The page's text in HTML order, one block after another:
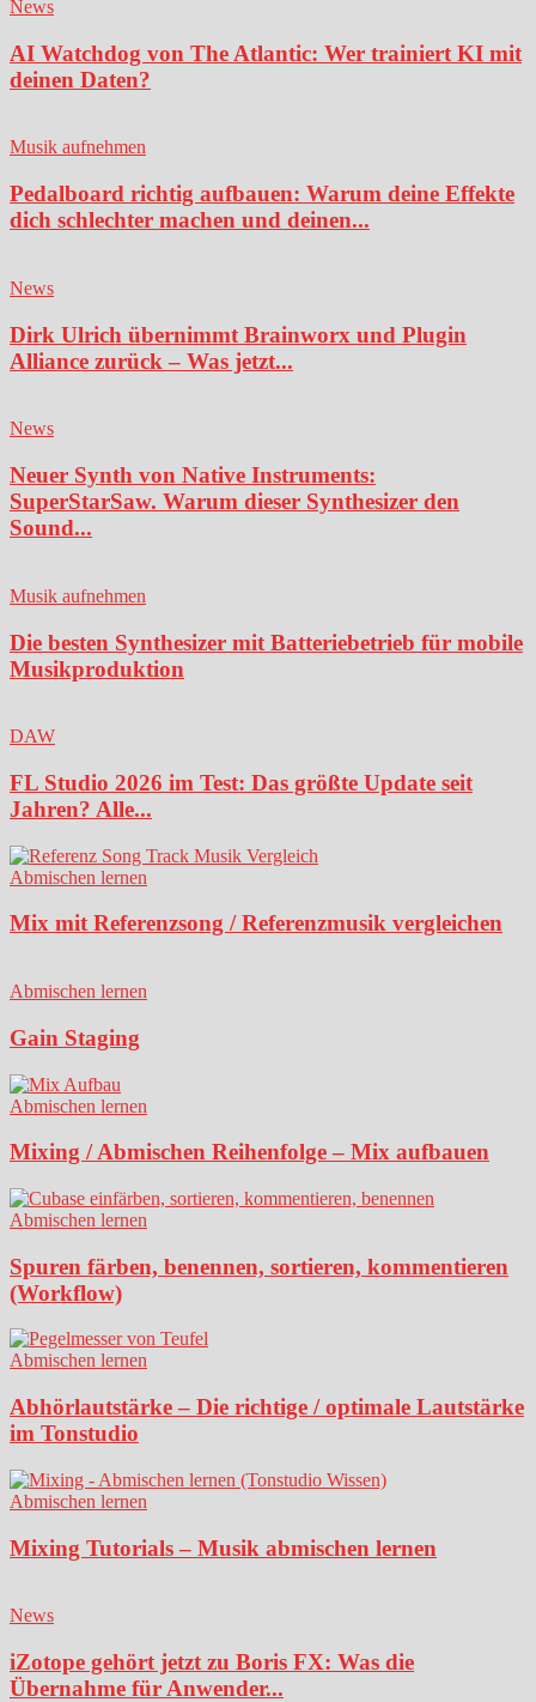
News
AI Watchdog von The Atlantic: Wer trainiert KI mit
deinen Daten?
Musik aufnehmen
Pedalboard richtig aufbauen: Warum deine Effekte
dich schlechter machen und deinen...
News
Dirk Ulrich übernimmt Brainworx und Plugin
Alliance zurück – Was jetzt...
News
Neuer Synth von Native Instruments:
SuperStarSaw. Warum dieser Synthesizer den
Sound...
Musik aufnehmen
Die besten Synthesizer mit Batteriebetrieb für mobile
Musikproduktion
DAW
FL Studio 2026 im Test: Das größte Update seit
Jahren? Alle...
Abmischen lernen
Mix mit Referenzsong / Referenzmusik vergleichen
Abmischen lernen
Gain Staging
Abmischen lernen
Mixing / Abmischen Reihenfolge – Mix aufbauen
Abmischen lernen
Spuren färben, benennen, sortieren, kommentieren
(Workflow)
Abmischen lernen
Abhörlautstärke – Die richtige / optimale Lautstärke
im Tonstudio
Abmischen lernen
Mixing Tutorials – Musik abmischen lernen
News
iZotope gehört jetzt zu Boris FX: Was die
Übernahme für Anwender...